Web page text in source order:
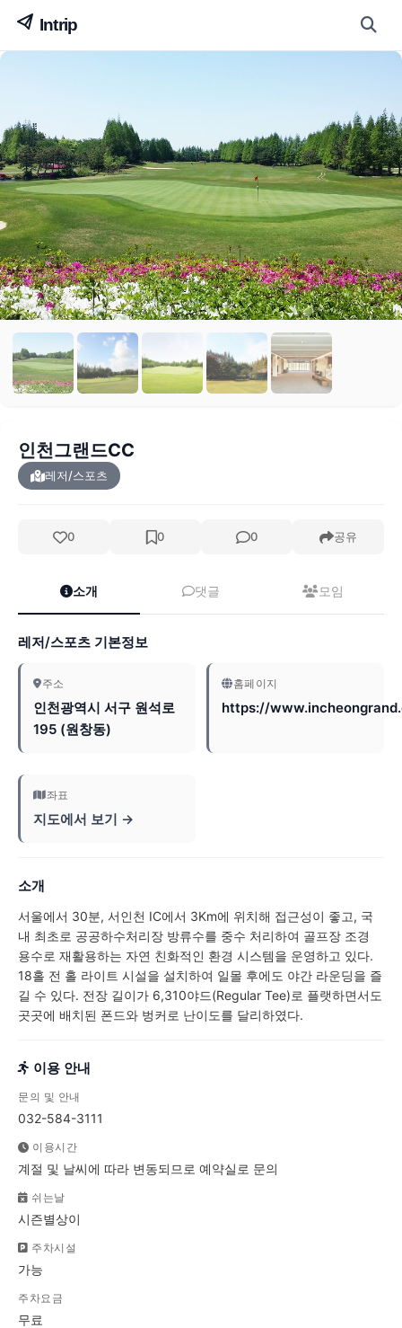
인천그랜드CC
레저/스포츠
0 0 0 공유
소개 댓글 모임
레저/스포츠 기본정보
주소
인천광역시 서구 원석로
195 (원창동)
홈페이지
https://
좌표
지도에서 보기 →
소개
서울에서 30분, 서인천 IC에서 3Km에 위치해 접근성이 좋고, 국
내 최초로 공공하수처리장 방류수를 중수 처리하여 골프장 조경
용수로 재활용하는 자연 친화적인 환경 시스템을 운영하고 있다.
18홀 전 홀 라이트 시설을 설치하여 일몰 후에도 야간 라운딩을 즐
길 수 있다. 전장 길이가 6,310야드(Regular Tee)로 플랫하면서도
곳곳에 배치된 폰드와 벙커로 난이도를 달리하였다.
이용 안내
문의 및 안내
032-584-3111
이용시간
계절 및 날씨에 따라 변동되므로 예약실로 문의
쉬는날
시즌별상이
주차시설
가능
주차요금
무료